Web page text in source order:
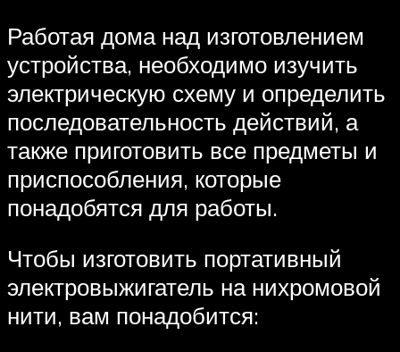
Работая дома над изготовлением
устройства, необходимо изучить
электрическую схему и определить
последовательность действий, а
также приготовить все предметы и
приспособления, которые
понадобятся для работы.
Чтобы изготовить портативный
электровыжигатель на нихромовой
нити, вам понадобится: